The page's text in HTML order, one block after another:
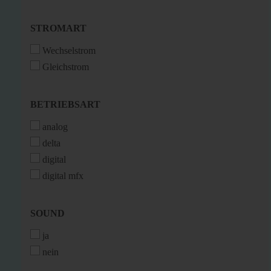
STROMART
STROMART
Wechselstrom
Gleichstrom
BETRIEBSART
BETRIEBSART
analog
delta
digital
digital mfx
SOUND
SOUND
ja
nein